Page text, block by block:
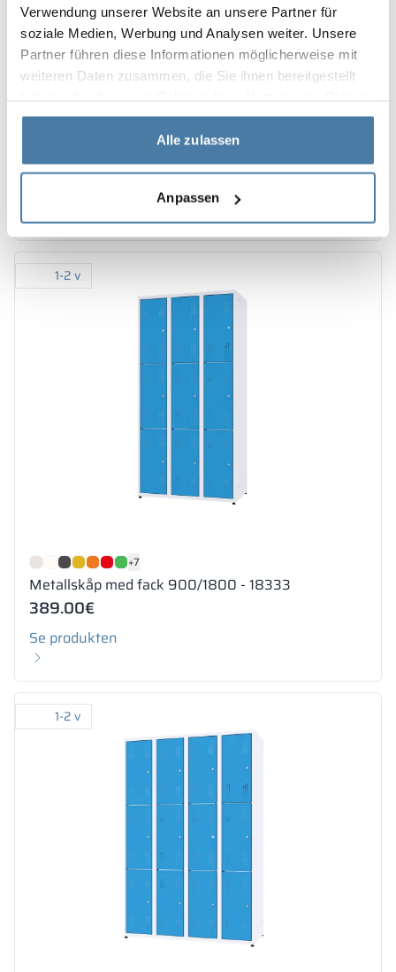
Verwendung unserer Website an unsere Partner für
soziale Medien, Werbung und Analysen weiter. Unsere
Partner führen diese Informationen möglicherweise mit
weiteren Daten zusammen, die Sie ihnen bereitgestellt
gesammelt haben.
Alle zulassen
Anpassen
+7
Metallskåp med fack 600/1800 - 18323
270.00€
1-2 v
+7
Metallskåp med fack 900/1800 - 18333
389.00€
Se produkten
1-2 v